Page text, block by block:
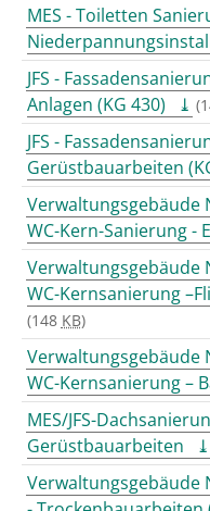
MES - Toiletten
JFS -
Anlagen (KG 430)
JFS -
Gerüstbauarbeiten
Verwaltungsgebäude
WC-Kern-Sanierung -
Verwaltungsgebäude
WC-Kernsanierung
(148 KB)
Verwaltungsgebäude
WC-Kernsanierung –
MES/JFS-
Gerüstbauarbeiten
Verwaltungsgebäude